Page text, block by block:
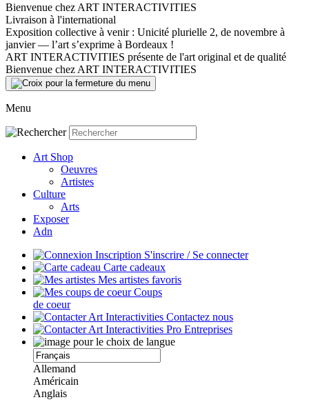
Bienvenue chez ART INTERACTIVITIES
Livraison à l'international
Exposition collective à venir : Unicité plurielle 2, de novembre à
janvier — l’art s’exprime à Bordeaux !
ART INTERACTIVITIES présente de l'art original et de qualité
Bienvenue chez ART INTERACTIVITIES
Menu
Art Shop
Oeuvres
Artistes
Culture
Arts
Exposer
Adn
S'inscrire / Se connecter
Carte cadeaux
Mes artistes favoris
Coups
de coeur
Contactez nous
Entreprises
Allemand
Américain
Anglais